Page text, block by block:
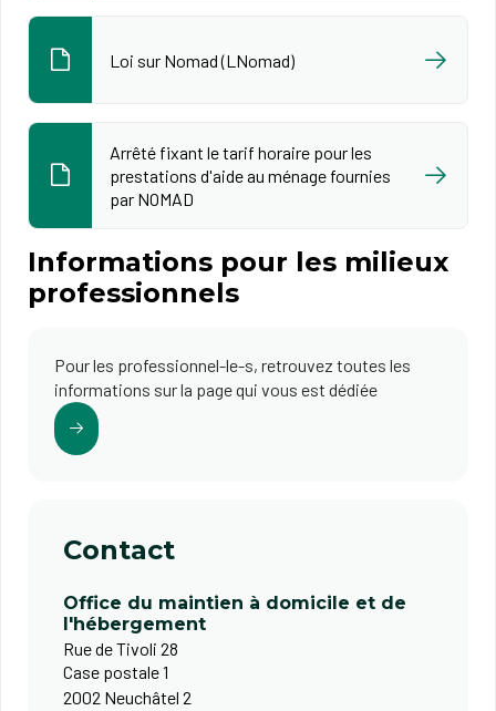
Loi sur Nomad (LNomad)
Arrêté fixant le tarif horaire pour les
prestations d'aide au ménage fournies
par NOMAD
Informations pour les milieux
professionnels
Pour les professionnel-le-s, retrouvez toutes les
informations sur la page qui vous est dédiée
Contact
Office du maintien à domicile et de
l'hébergement
Rue de Tivoli 28
Case postale 1
2002 Neuchâtel 2